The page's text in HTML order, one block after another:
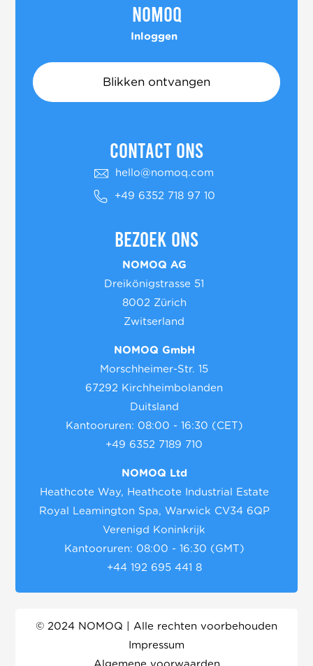
Nomoq
Inloggen
Blikken ontvangen
Contact ons
hello@nomoq.com
+49 6352 718 97 10
Bezoek ons
NOMOQ AG
Dreikönigstrasse 51
8002 Zürich
Zwitserland
NOMOQ GmbH
Morschheimer-Str. 15
67292 Kirchheimbolanden
Duitsland
Kantooruren: 08:00 - 16:30 (CET)
+49 6352 7189 710
NOMOQ Ltd
Heathcote Way, Heathcote Industrial Estate
Royal Leamington Spa, Warwick CV34 6QP
Verenigd Koninkrijk
Kantooruren: 08:00 - 16:30 (GMT)
+44 192 695 441 8
© 2024 NOMOQ | Alle rechten voorbehouden
Impressum